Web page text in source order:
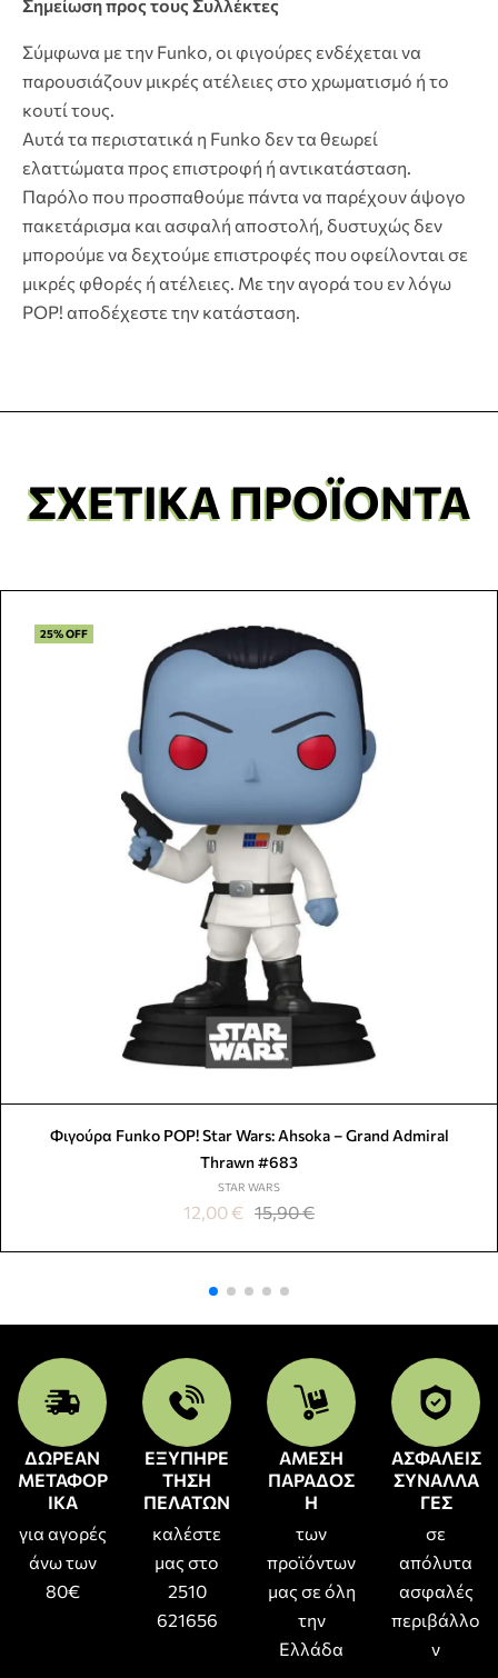
Σημείωση προς τους Συλλέκτες
Σύμφωνα με την Funko, οι φιγούρες ενδέχεται να
παρουσιάζουν μικρές ατέλειες στο χρωματισμό ή το
κουτί τους.
Αυτά τα περιστατικά η Funko δεν τα θεωρεί
ελαττώματα προς επιστροφή ή αντικατάσταση.
Παρόλο που προσπαθούμε πάντα να παρέχουν άψογο
πακετάρισμα και ασφαλή αποστολή, δυστυχώς δεν
μπορούμε να δεχτούμε επιστροφές που οφείλονται σε
μικρές φθορές ή ατέλειες. Με την αγορά του εν λόγω
POP! αποδέχεστε την κατάσταση.
ΣΧΕΤΙΚΆ ΠΡΟΪΌΝΤΑ
25% OFF
Φιγούρα Funko POP! Star Wars: Ahsoka – Grand Admiral
Thrawn #683
STAR WARS
15,90€
12,00€
ΔΩΡΕΑΝ
ΜΕΤΑΦΟΡ
ΙΚΑ
για αγορές
άνω των
80€
ΕΞΥΠΗΡΕ
ΤΗΣΗ
ΠΕΛΑΤΩΝ
καλέστε
μας στο
2510
621656
ΑΜΕΣΗ
ΠΑΡΑΔΟΣ
Η
των
προϊόντων
μας σε όλη
την
Ελλάδα
ΑΣΦΑΛΕΙΣ
ΣΥΝΑΛΛΑ
ΓΕΣ
σε
απόλυτα
ασφαλές
περιβάλλο
ν